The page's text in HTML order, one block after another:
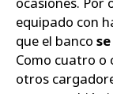
equipado con
que el banco
Como cuatro o
otros